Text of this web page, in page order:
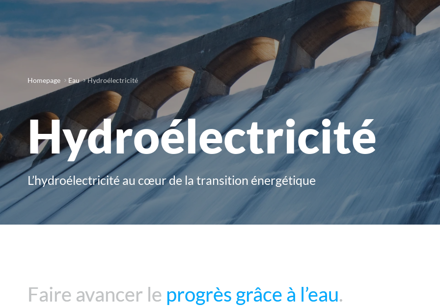
Homepage Eau Hydroélectricité
Hydroélectricité
L’hydroélectricité au cœur de la transition énergétique
Faire avancer le progrès grâce à l’eau.
Faire avancer le progrès grâce à l’eau.